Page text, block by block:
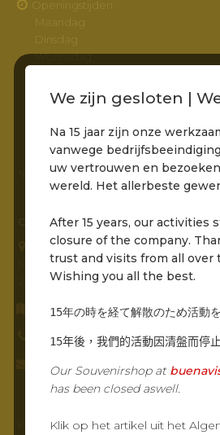
Openingstijden
Maandag
Dinsdag
Woensdag
Vrijdag
Zaterdag
*Entree via het pad naar de molens is
CONTACTGEGEVENS
Grandcafé Buena Vista B.V.
Molenstraat 230
2961 AR, Kinderdijk
Routebeschrijving opvragen
0786912485
info@grandcafebuenavista.nl
KvK-nr: 23032217
We zijn gesloten |
Na 15 jaar zijn onze
vanwege
uw vertrouwen en
wereld. Het allerbeste
After 15 years, our activities
closure of the company.
trust and visits from all over
Wishing you all the best.
15年の時を経て解散のため活動
15年後，我們的活動因清盤而停
Our Souvenirshop at
has been closed aswell.
Klik op het artikel uit het